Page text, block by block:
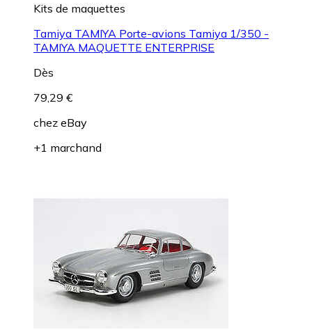
Kits de maquettes
Tamiya TAMIYA Porte-avions Tamiya 1/350 -
TAMIYA MAQUETTE ENTERPRISE
Dès
79,29 €
chez eBay
+1 marchand